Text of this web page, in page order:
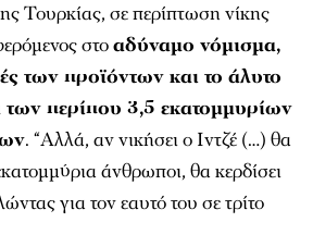
Τουρκίας, σε περίπτωση νίκης
στοαδύναμο νόμισμα,
των προϊόντων και το άλυτο
περίπου 3,5 εκατομμυρίων
. “Αλλά, αν νικήσει ο Ιντζέ (…) θα
άνθρωποι, θα κερδίσει
για τον εαυτό του σε τρίτο